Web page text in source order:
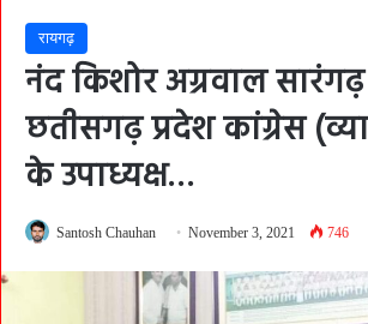
रायगढ़
नंद किशोर अग्रवाल
छतीसगढ़ प्रदेश कांग्रेस
के उपाध्यक्ष…
Santosh Chauhan November 3, 2021 746